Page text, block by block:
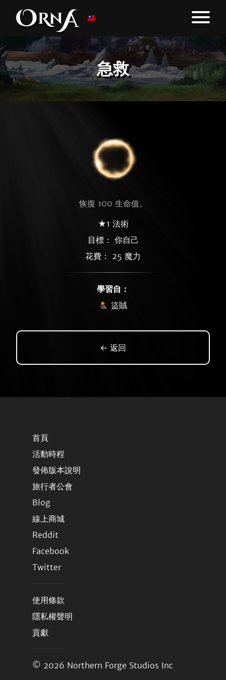
急救
恢復 100 生命值。
★1 法術
目標： 你自己
花費： 25 魔力
學習自：
盜賊
← 返回
首頁
活動時程
發佈版本說明
旅行者公會
Blog
線上商城
Reddit
Facebook
Twitter
使用條款
隱私權聲明
貢獻
© 2026 Northern Forge Studios Inc